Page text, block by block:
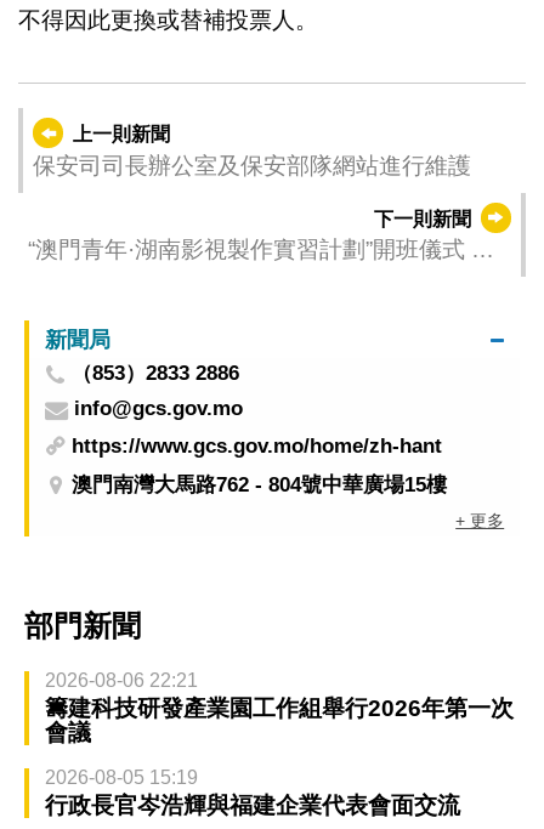
不得因此更換或替補投票人。
上一則新聞
保安司司長辦公室及保安部隊網站進行維護
下一則新聞
“澳門青年·湖南影視製作實習計劃”開班儀式 順
新聞局
（853）2833 2886
info@gcs.gov.mo
https://www.gcs.gov.mo/home/zh-hant
澳門南灣大馬路762 - 804號中華廣場15樓
+ 更多
部門新聞
2026-08-06 22:21
籌建科技研發產業園工作組舉行2026年第一次
會議
2026-08-05 15:19
行政長官岑浩輝與福建企業代表會面交流